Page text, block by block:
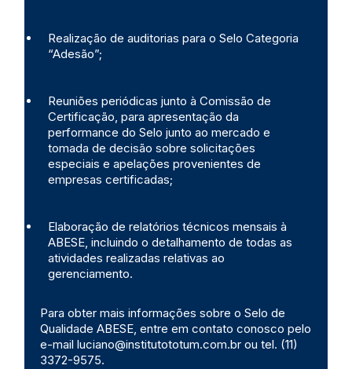
Realização de auditorias para o Selo Categoria
“Adesão”;
Reuniões periódicas junto à Comissão de
Certificação, para apresentação da
performance do Selo junto ao mercado e
tomada de decisão sobre solicitações
especiais e apelações provenientes de
empresas certificadas;
Elaboração de relatórios técnicos mensais à
ABESE, incluindo o detalhamento de todas as
atividades realizadas relativas ao
gerenciamento.
Para obter mais informações sobre o Selo de
Qualidade ABESE, entre em contato conosco pelo
e-mail luciano@institutototum.com.br ou tel. (11)
3372-9575.